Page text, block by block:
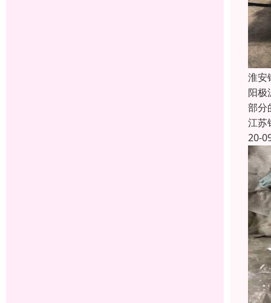
淮安
阳极
部分
江苏
20-